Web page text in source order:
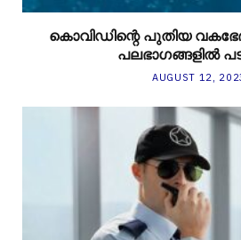
കൊവിഡിന്റെ പുതിയ
പലഭാഗങ്ങളിൽ
AUGUST 12,